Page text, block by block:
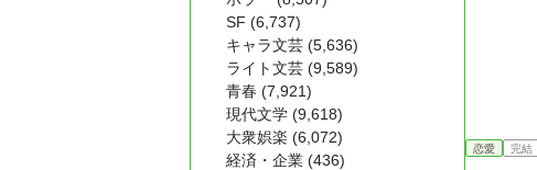
恋愛 完結
SF (6,737)
キャラ文芸 (5,636)
ライト文芸 (9,589)
青春 (7,921)
現代文学 (9,618)
大衆娯楽 (6,072)
経済・企業 (436)